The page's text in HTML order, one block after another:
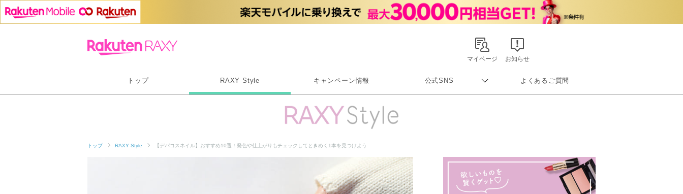
お知らせ
マイページ
トップ RAXY Style キャンペーン情報 公式SNS
Rakuten Link
よくあるご質問
トップ RAXY Style 【デパコスネイル】おすすめ10選！発色や仕上がりもチェックしてときめく1本を見つけよう